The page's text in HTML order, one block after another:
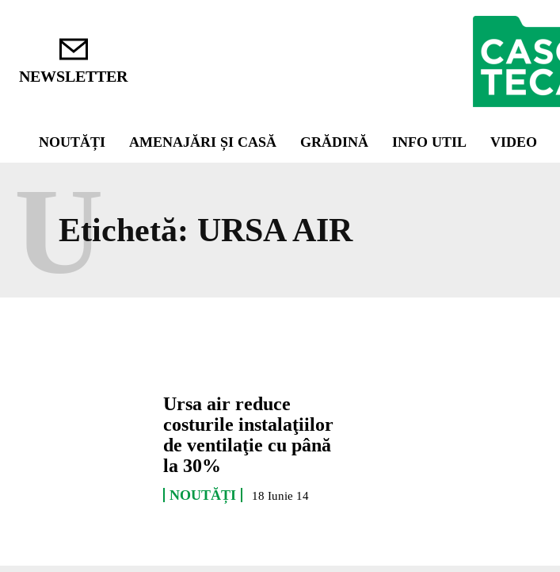
NEWSLETTER
NOUTĂȚI AMENAJĂRI ȘI CASĂ GRĂDINĂ INFO UTIL VIDEO
Etichetă: URSA AIR
U
Ursa air reduce
costurile instalaţiilor
de ventilaţie cu până
la 30%
NOUTĂȚI 18 Iunie 14